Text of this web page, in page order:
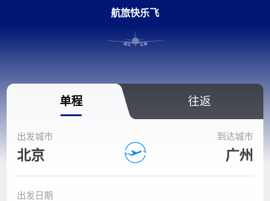
航旅快乐飞
单程 往返
出发城市
北京
到达城市
广州
出发日期